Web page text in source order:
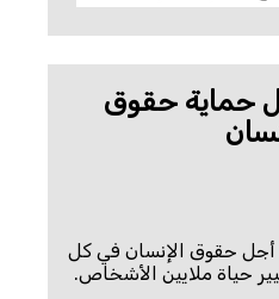
حماية حقوق
أجل حقوق الإنسان في كل
حياة ملايين الأشخاص.